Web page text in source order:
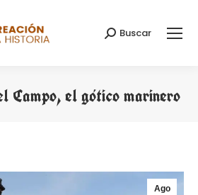
Buscar:
Buscar
Campo, el gótico marinero
Ago